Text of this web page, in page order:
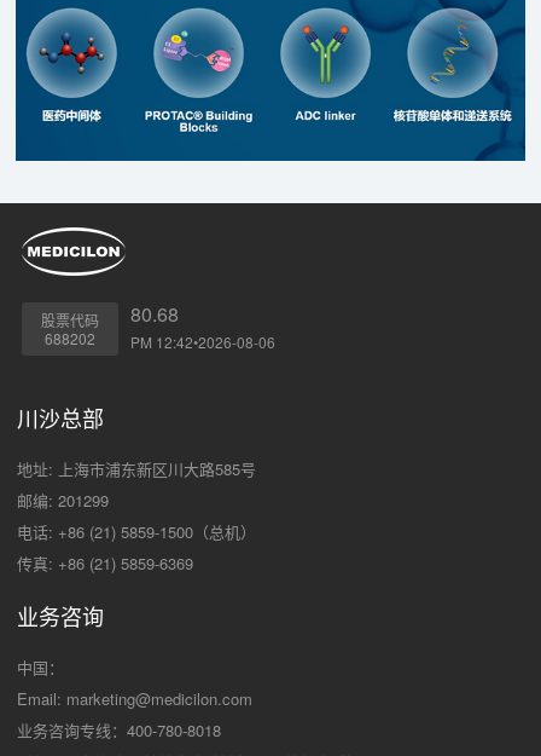
股票代码
688202
80.68
PM 12:42•2026-08-06
川沙总部
地址: 上海市浦东新区川大路585号
邮编: 201299
电话: +86 (21) 5859-1500（总机）
传真: +86 (21) 5859-6369
业务咨询
中国：
Email: marketing@medicilon.com
业务咨询专线：400-780-8018